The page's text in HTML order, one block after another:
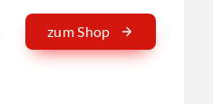
zum Shop